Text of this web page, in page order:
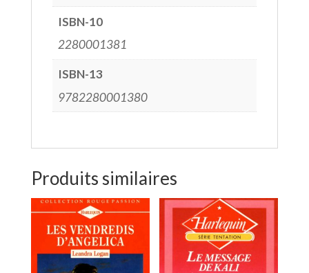
ISBN-10
2280001381
ISBN-13
9782280001380
Produits similaires